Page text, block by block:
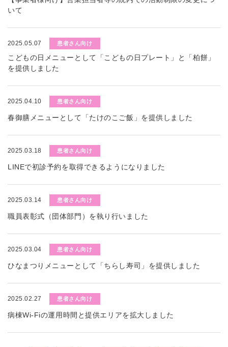
いて
2025.05.07 患者さん向け
こどもの日メニューとして「こどもの日プレート」と「柏餅」
を提供しました
2025.04.10 患者さん向け
春御膳メニューとして「たけのこご飯」を提供しました
2025.03.18 患者さん向け
LINEで初診予約を取得できるようになりました
2025.03.14 患者さん向け
職員表彰式（団体部門）を執り行いました
2025.03.04 患者さん向け
ひなまつりメニューとして「ちらし寿司」を提供しました
2025.02.27 患者さん向け
病棟Wi-Fiの運用時間と提供エリアを拡大しました